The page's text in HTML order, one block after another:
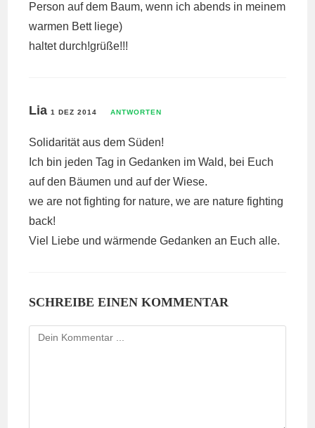
Person auf dem Baum, wenn ich abends in meinem
warmen Bett liege)
haltet durch!grüße!!!
Lia1 DEZ 2014 ANTWORTEN
Solidarität aus dem Süden!
Ich bin jeden Tag in Gedanken im Wald, bei Euch
auf den Bäumen und auf der Wiese.
we are not fighting for nature, we are nature fighting
back!
Viel Liebe und wärmende Gedanken an Euch alle.
SCHREIBE EINEN KOMMENTAR
Kommentieren